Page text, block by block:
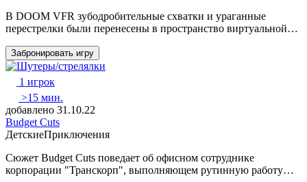
В DOOM VFR зубодробительные схватки и ураганные
перестрелки были перенесены в пространство виртуальной…
Забронировать игру
1 игрок
>15 мин.
добавлено 31.10.22
Budget Cuts
ДетскиеПриключения
Сюжет Budget Cuts поведает об офисном сотруднике
корпорации "Транскорп", выполняющем рутинную работу…